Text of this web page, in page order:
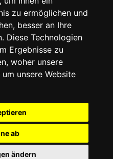
zu ermöglichen und
besser an Ihre
Diese Technologien
Ergebnisse zu
woher unsere
unsere Website
ab
ändern